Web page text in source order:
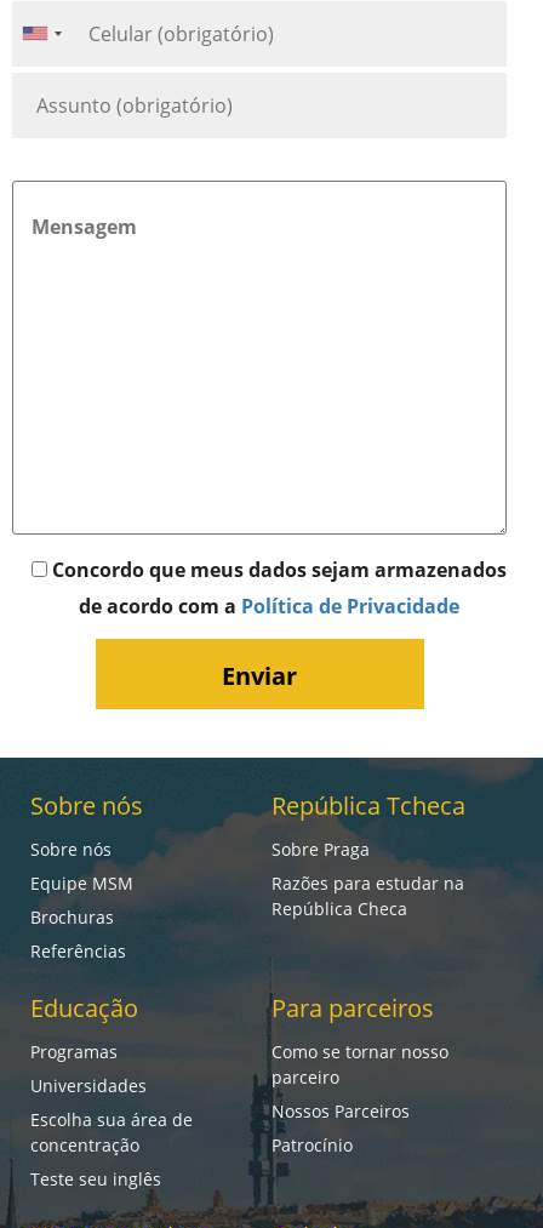
Concordo que meus dados sejam armazenados
de acordo com a Política de Privacidade
Sobre nós
Sobre nós
Equipe MSM
Brochuras
Referências
República Tcheca
Sobre Praga
Razões para estudar na
República Checa
Educação
Programas
Universidades
Escolha sua área de
concentração
Teste seu inglês
Para parceiros
Como se tornar nosso
parceiro
Nossos Parceiros
Patrocínio